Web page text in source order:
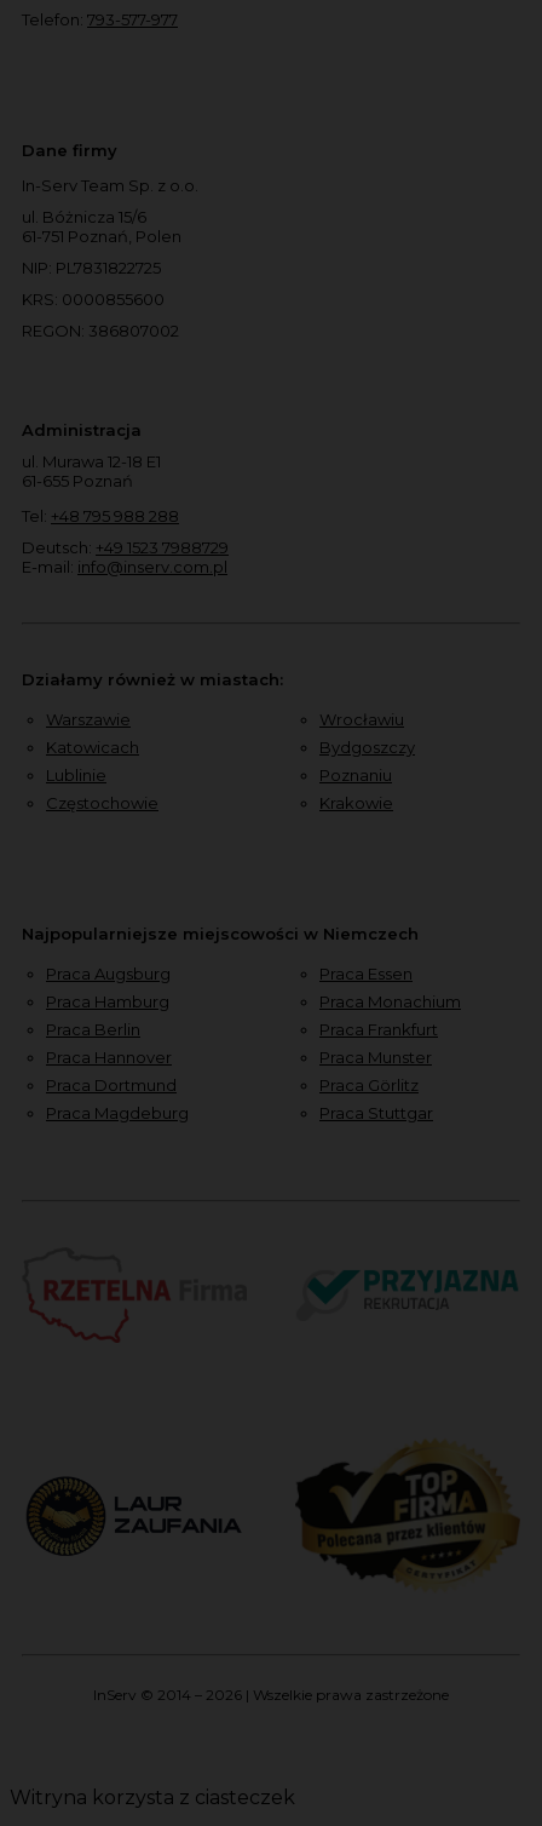
Telefon: 793-577-977
Dane firmy
In-Serv Team Sp. z o.o.
ul. Bóżnicza 15/6
61-751 Poznań, Polen
NIP: PL7831822725
KRS: 0000855600
REGON: 386807002
Administracja
ul. Murawa 12-18 E1
61-655 Poznań
Tel: +48 795 988 288
Deutsch: +49 1523 7988729
E-mail: info@inserv.com.pl
Działamy również w miastach:
Warszawie
Katowicach
Lublinie
Częstochowie
Wrocławiu
Bydgoszczy
Poznaniu
Krakowie
Najpopularniejsze miejscowości w Niemczech
Praca Augsburg
Praca Hamburg
Praca Berlin
Praca Hannover
Praca Dortmund
Praca Magdeburg
Praca Essen
Praca Monachium
Praca Frankfurt
Praca Munster
Praca Görlitz
Praca Stuttgar
InServ © 2014 – 2026 | Wszelkie prawa zastrzeżone
Witryna korzysta z ciasteczek